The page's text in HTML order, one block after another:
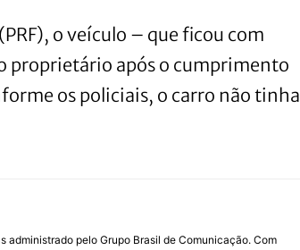
o veículo – que ficou com
proprietário após o cumprimento
os policiais, o carro não tinha
administrado pelo Grupo Brasil de Comunicação. Com